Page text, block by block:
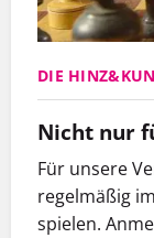
DIE
Nicht nur
Für unsere
regelmäßig
spielen.